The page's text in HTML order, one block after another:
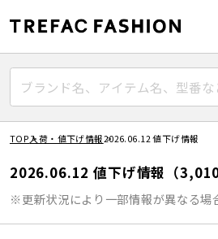
TOP入荷・値下げ情報2026.06.12 値下げ情報
2026.06.12 値下げ情報（3,010
※更新状況により一部情報が異なる場